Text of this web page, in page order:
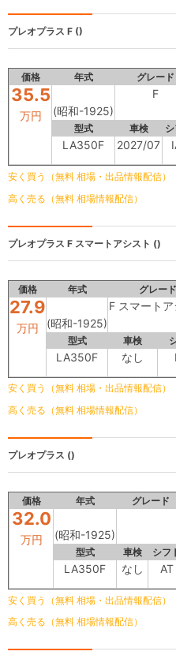
プレオプラス F ()
価格 年式 グレード
35.5
万円 (昭和-1925)
F
型式 車検
LA350F 2027/07
安く買う（無料 相場・出品情報配信）
高く売る（無料 相場情報配信）
プレオプラス F スマートアシスト ()
価格 年式 グレード
27.9
万円 (昭和-1925)
F スマートア
型式 車検
LA350F なし
安く買う（無料 相場・出品情報配信）
高く売る（無料 相場情報配信）
プレオプラス ()
価格 年式 グレード
32.0
万円 (昭和-1925)
型式 車検 シフ
LA350F なし AT
安く買う（無料 相場・出品情報配信）
高く売る（無料 相場情報配信）